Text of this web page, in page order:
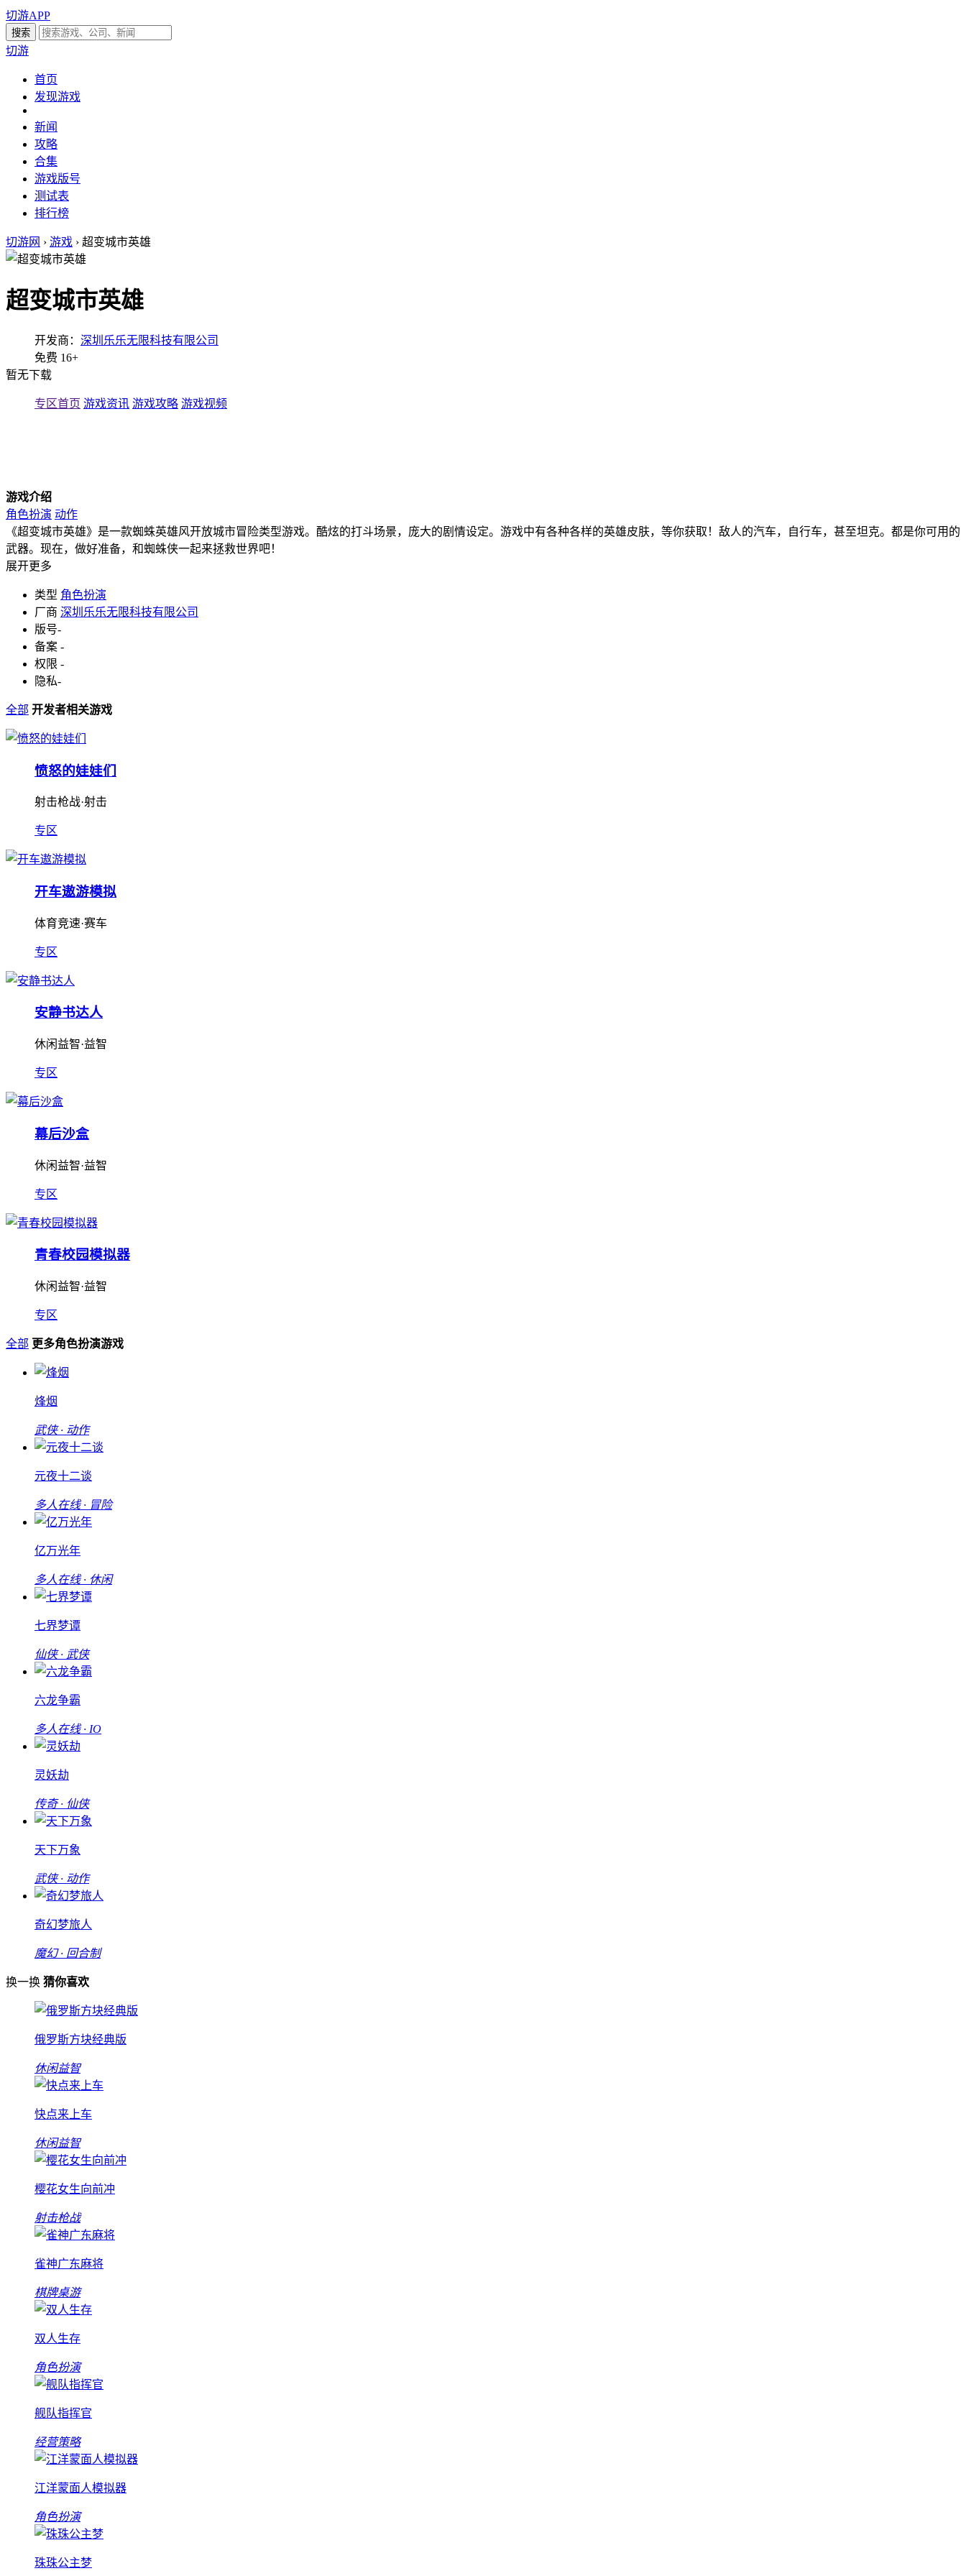
切游APP
切游
首页
发现游戏
新闻
攻略
合集
游戏版号
测试表
排行榜
切游网 › 游戏 › 超变城市英雄
超变城市英雄
开发商： 深圳乐乐无限科技有限公司
免费 16+
暂无下载
专区首页 游戏资讯 游戏攻略 游戏视频
游戏介绍
角色扮演 动作
《超变城市英雄》是一款蜘蛛英雄风开放城市冒险类型游戏。酷炫的打斗场景，庞大的剧情设定。游戏中有各种各样的英雄皮肤，等你获取！敌人的汽车，自行车，甚至坦克。都是你可用的
武器。现在，做好准备，和蜘蛛侠一起来拯救世界吧！
展开更多
类型 角色扮演
厂商 深圳乐乐无限科技有限公司
版号-
备案 -
权限 -
隐私-
全部 开发者相关游戏
愤怒的娃娃们
射击枪战·射击
专区
开车遨游模拟
体育竞速·赛车
专区
安静书达人
休闲益智·益智
专区
幕后沙盒
休闲益智·益智
专区
青春校园模拟器
休闲益智·益智
专区
全部 更多角色扮演游戏
烽烟
武侠 · 动作
元夜十二谈
多人在线 · 冒险
亿万光年
多人在线 · 休闲
七界梦谭
仙侠 · 武侠
六龙争霸
多人在线 · IO
灵妖劫
传奇 · 仙侠
天下万象
武侠 · 动作
奇幻梦旅人
魔幻 · 回合制
换一换 猜你喜欢
俄罗斯方块经典版
休闲益智
快点来上车
休闲益智
樱花女生向前冲
射击枪战
雀神广东麻将
棋牌桌游
双人生存
角色扮演
舰队指挥官
经营策略
江洋蒙面人模拟器
角色扮演
珠珠公主梦